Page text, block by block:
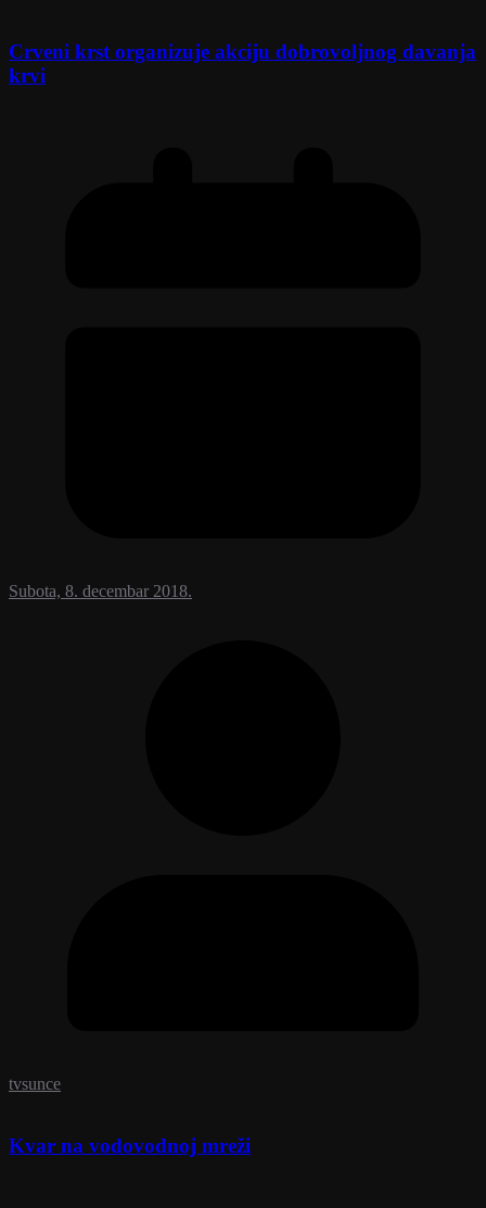
Crveni krst organizuje akciju dobrovoljnog davanja
krvi
Subota, 8. decembar 2018.
tvsunce
Kvar na vodovodnoj mreži